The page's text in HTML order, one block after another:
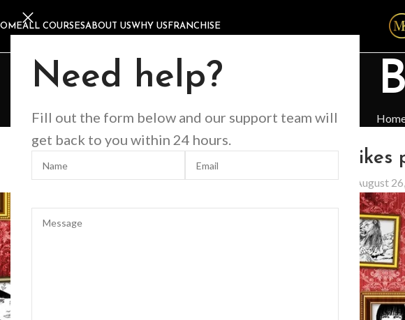
Need help?
Fill out the form below and our support team will
get back to you within 24 hours.
ALL COURSESABOUT USWHY US FRANCHISE
The big design: Wall likes
Posted by MKacademy2025On August